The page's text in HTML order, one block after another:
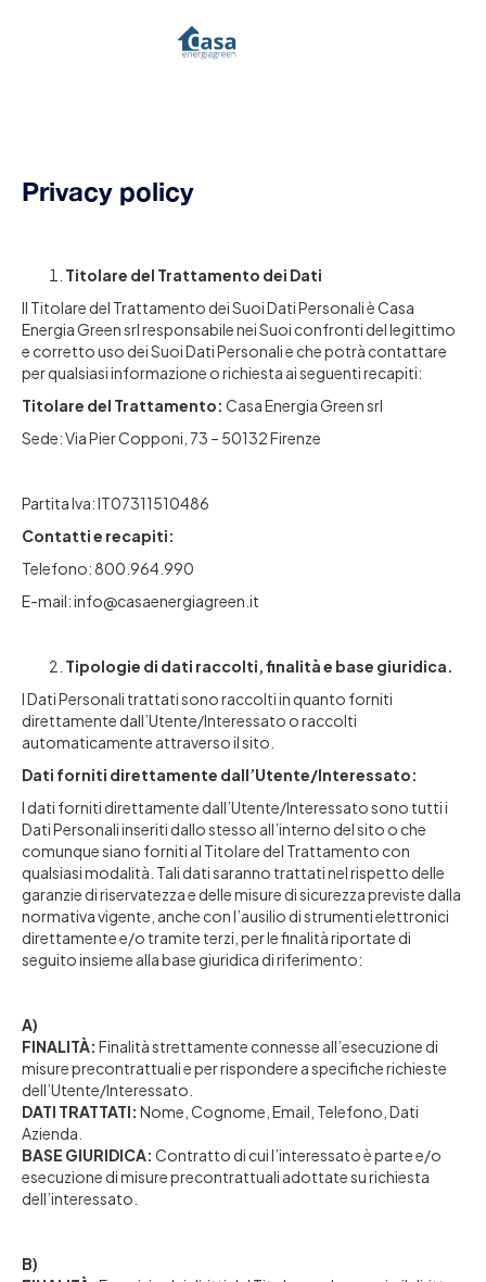
Privacy policy
Titolare del Trattamento dei Dati
Il Titolare del Trattamento dei Suoi Dati Personali è Casa
Energia Green srl responsabile nei Suoi confronti del legittimo
e corretto uso dei Suoi Dati Personali e che potrà contattare
per qualsiasi informazione o richiesta ai seguenti recapiti:
Titolare del Trattamento: Casa Energia Green srl
Sede: Via Pier Copponi, 73 – 50132 Firenze
Partita Iva: IT07311510486
Contatti e recapiti:
Telefono: 800.964.990
E-mail: info@casaenergiagreen.it
Tipologie di dati raccolti, finalità e base giuridica.
I Dati Personali trattati sono raccolti in quanto forniti
direttamente dall’Utente/Interessato o raccolti
automaticamente attraverso il sito.
Dati forniti direttamente dall’Utente/Interessato:
I dati forniti direttamente dall’Utente/Interessato sono tutti i
Dati Personali inseriti dallo stesso all’interno del sito o che
comunque siano forniti al Titolare del Trattamento con
qualsiasi modalità. Tali dati saranno trattati nel rispetto delle
garanzie di riservatezza e delle misure di sicurezza previste dalla
normativa vigente, anche con l’ausilio di strumenti elettronici
direttamente e/o tramite terzi, per le finalità riportate di
seguito insieme alla base giuridica di riferimento:
A)
FINALITÀ: Finalità strettamente connesse all’esecuzione di
misure precontrattuali e per rispondere a specifiche richieste
dell’Utente/Interessato.
DATI TRATTATI: Nome, Cognome, Email, Telefono, Dati
Azienda.
BASE GIURIDICA: Contratto di cui l’interessato è parte e/o
esecuzione di misure precontrattuali adottate su richiesta
dell’interessato.
B)